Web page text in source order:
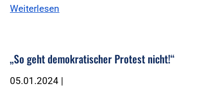
Weiterlesen
„So geht demokratischer Protest nicht!“
05.01.2024 |